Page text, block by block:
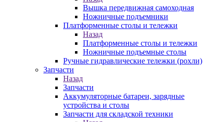
Вышка передвижная самоходная
Ножничные подъемники
Платформенные столы и тележки
Назад
Платформенные столы и тележки
Ножничные подъемные столы
Ручные гидравлические тележки (рохли)
Запчасти
Назад
Запчасти
Аккумуляторные батареи, зарядные
устройства и столы
Запчасти для складской техники